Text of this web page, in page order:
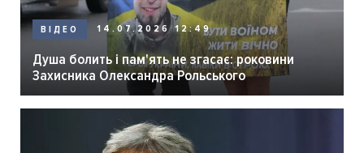
ВІДЕО 14.07.2026 12:49
Душа болить і пам'ять не згасає: роковини
Захисника Олександра Рольського